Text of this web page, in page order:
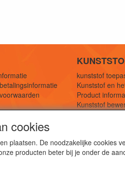
kunststof
Kunststof en
Product
Kunststof
kunststof platen, folies,
cookies
plaatsen. De noodzakelijke cookies
producten beter bij je onder de